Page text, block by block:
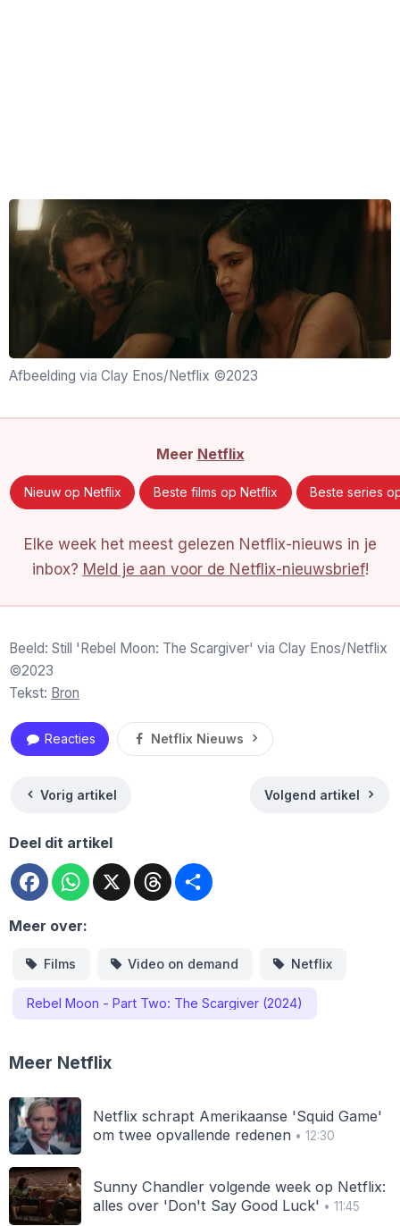
Afbeelding via Clay Enos/Netflix ©2023
Meer Netflix
Nieuw op Netflix Beste films op Netflix Beste series
Elke week het meest gelezen Netflix-nieuws in je
inbox? Meld je aan voor de Netflix-nieuwsbrief!
Beeld: Still 'Rebel Moon: The Scargiver' via Clay Enos/Netflix
©2023
Tekst: Bron
Reacties Netflix Nieuws
Vorig artikel Volgend artikel
Deel dit artikel
FacebookWhatsApp
X Threads
Meer over:
Films Video on demand Netflix
Rebel Moon - Part Two: The Scargiver (2024)
Meer Netflix
Netflix schrapt Amerikaanse 'Squid Game'
om twee opvallende redenen• 12:30
Sunny Chandler volgende week op Netflix:
alles over 'Don't Say Good Luck' • 11:45